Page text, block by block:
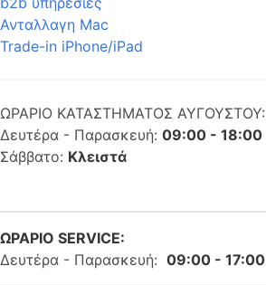
Ανταλλαγη Mac
Trade-in iPhone/iPad
ΩΡΑΡΙΟ ΚΑΤΑΣΤΗΜΑΤΟΣ ΑΥΓΟΥΣΤΟΥ:
Δευτέρα - Παρασκευή: 09:00 - 18:00
Σάββατο: Κλειστά
ΩΡΑΡΙΟ SERVICE:
Δευτέρα - Παρασκευή: 09:00 - 17:00